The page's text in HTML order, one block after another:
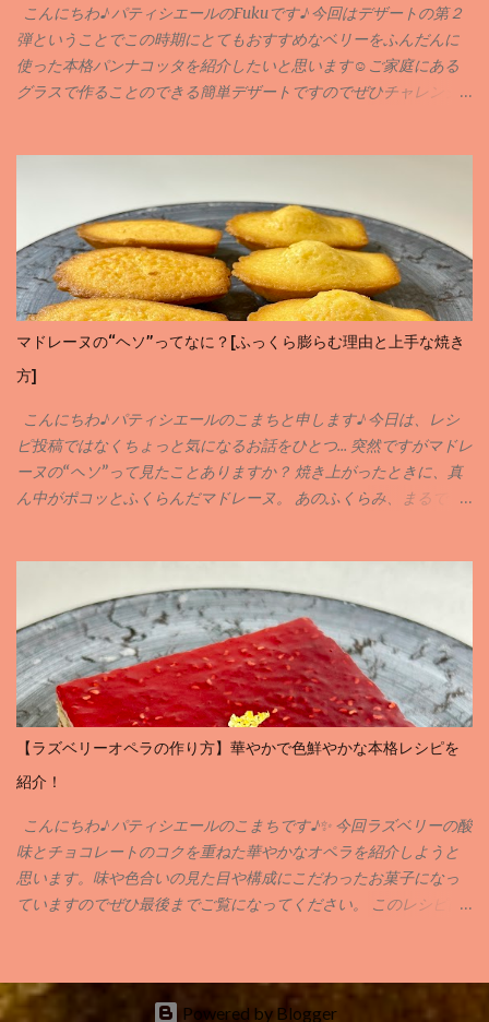
こんにちわ♪ パティシエールのFukuです♪ 今回はデザートの第２
弾ということでこの時期にとてもおすすめなベリーをふんだんに
使った本格パンナコッタを紹介したいと思います☺️ご家庭にある
グラスで作ることのできる簡単デザートですのでぜひチャレンジ
らいました♪ 当サイトではお菓子のレシピや作り方を紹介させても
らっています。材料のことや作り方など気になることがありまし
たらお気軽にコメントやインスタグラム、X等でDMしていただけ
ると嬉しいです✨ それではレシピにまいります♪
マドレーヌの“ヘソ”ってなに？[ふっくら膨らむ理由と上手な焼き
方]
こんにちわ♪ パティシエールのこまちと申します♪ 今日は、レシ
ピ投稿ではなくちょっと気になるお話をひとつ… 突然ですがマドレ
ーヌの“ヘソ”って見たことありますか？ 焼き上がったときに、真
ん中がポコッとふくらんだマドレーヌ。 あのふくらみ、まるで
火が入ります。 しっかり冷やした生地を熱々のオーブンに入れる
と、 外側からどんどん焼けて、 中が押し上げられるようにふくら
む んです。 その結果できるのが… そう、まあるい“ヘソ”なんです♪
ヘソはあった方がいいのか❓❓ ヘソがあると、「ふっくら焼けた」
「高さが出た」という目安にもなります♪ でも、なめらかな表面
の“ヘソなし”マドレーヌも最近は人気で、 上品でころんとした見
た目が可愛いんです。 どちらも美味しく仕上がるので、 好みでOK
ですよ♪ ヘソを出す or 出さない？ 焼き方のちがい♪ ヘソを出した
は190〜200℃にしっかり予熱！ ヘソを出したくないときは… ・生
地を室温に戻してから(20℃前後がオススメです♪) ・170℃前後で
じっくり焼くのがおすすめです♪ 今回のまとめ 私は、小さくて可
愛いヘソがちょこんと出たマドレーヌも、 すべすべした上品な見
ちょっとほっこりしちゃいます( ´▽｀ ) マドレーヌは、見た目のち
【ラズベリーオペラの作り方】華やかで色鮮やかな本格レシピを
紹介！
こんにちわ♪ パティシエールのこまちです♪✨ 今回ラズベリーの酸
味とチョコレートのコクを重ねた華やかなオペラを紹介しようと
思います。味や色合いの見た目や構成にこだわったお菓子になっ
ていますのでぜひ最後までご覧になってください。 このレシピは
皆様が保存しやすい様にPDF形式にさせてもらいましたのでぜひ保
存してお菓子作りに役立ててもらえると嬉しいです☺️💕 プロ使用
Powered by Blogger